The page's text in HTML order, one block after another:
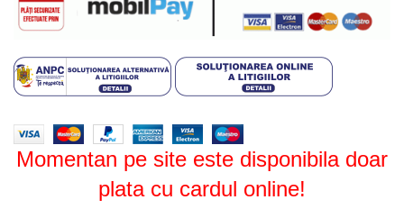
Momentan pe site este disponibila doar
plata cu cardul online!